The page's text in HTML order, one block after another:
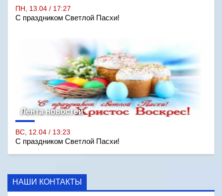
ПН, 13.04 / 17:27
С праздником Светлой Пасхи!
Лента новостей
ВС, 12.04 / 13:23
С праздником Светлой Пасхи!
НАШИ КОНТАКТЫ